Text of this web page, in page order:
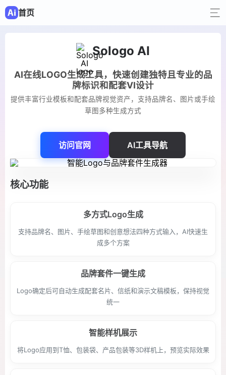
首页
Sologo AI
AI在线LOGO生成工具，快速创建独特且专业的品
牌标识和配套VI设计
提供丰富行业模板和配套品牌视觉资产，支持品牌名、图片或手绘
草图多种生成方式
访问官网 AI工具导航
核心功能
多方式Logo生成
支持品牌名、图片、手绘草图和创意想法四种方式输入，AI快速生
成多个方案
品牌套件一键生成
Logo确定后可自动生成配套名片、信纸和演示文稿模板，保持视觉
统一
智能样机展示
将Logo应用到T恤、包装袋、产品包装等3D样机上，预览实际效果